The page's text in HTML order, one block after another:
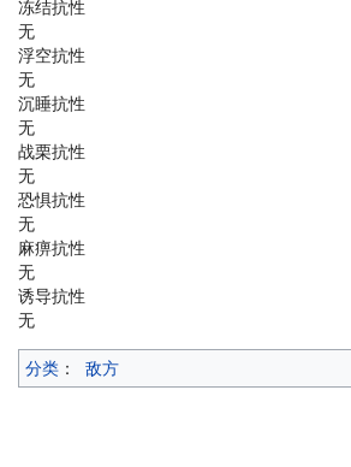
冻结抗性
无
浮空抗性
无
沉睡抗性
无
战栗抗性
无
恐惧抗性
无
麻痹抗性
无
诱导抗性
无
分类 ： 敌方